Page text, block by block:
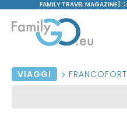
FAMILY TRAVEL MAGAZINE |
VIAGGI